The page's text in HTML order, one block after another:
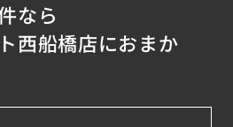
なら
西船橋店におまか